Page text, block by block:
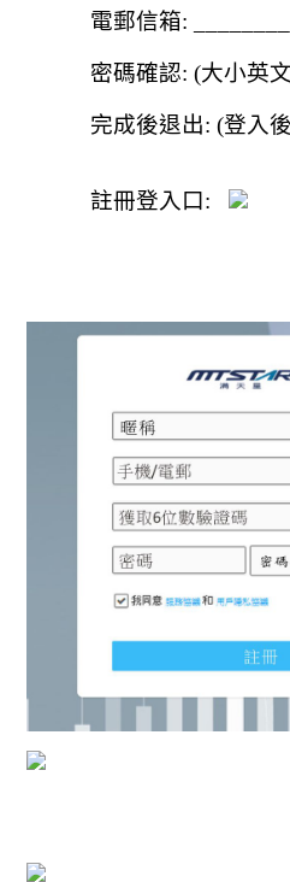
電郵信箱:
密碼確認: (大小英
完成後退出: (登入
註冊登入口: